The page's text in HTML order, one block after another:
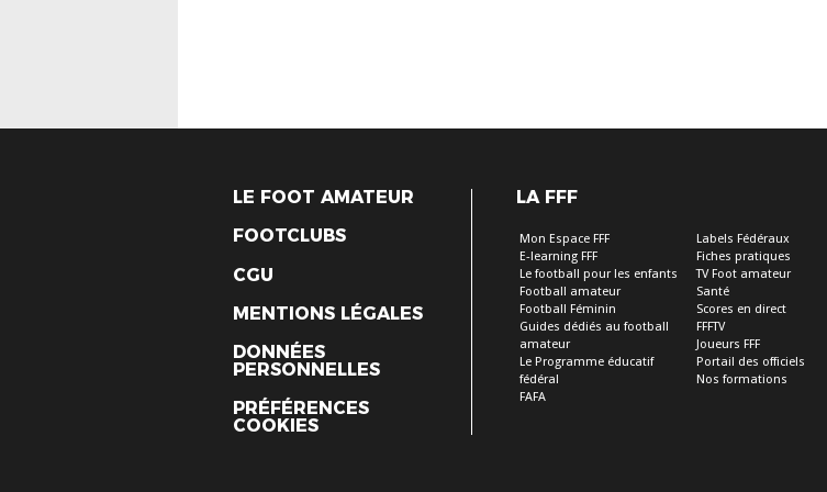
LE FOOT AMATEUR
FOOTCLUBS
CGU
MENTIONS LÉGALES
DONNÉES
PERSONNELLES
PRÉFÉRENCES
COOKIES
LA FFF
Mon Espace FFF
E-learning FFF
Le football pour les enfants
Football amateur
Football Féminin
Guides dédiés au football
amateur
Le Programme éducatif
fédéral
FAFA
Labels Fédéraux
Fiches pratiques
TV Foot amateur
Santé
Scores en direct
FFFTV
Joueurs FFF
Portail des officiels
Nos formations